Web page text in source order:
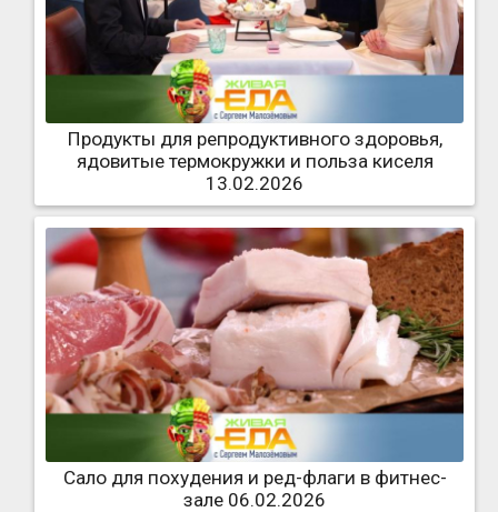
Продукты для репродуктивного здоровья,
ядовитые термокружки и польза киселя
13.02.2026
Сало для похудения и ред-флаги в фитнес-
зале 06.02.2026